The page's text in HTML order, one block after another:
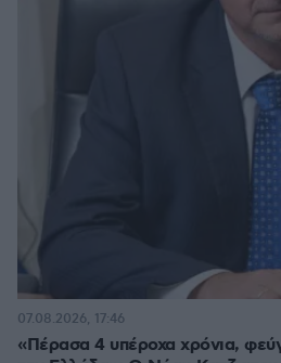
«Πέρασα 4 υπέροχα χρόνια,
07.08.2026, 17:46